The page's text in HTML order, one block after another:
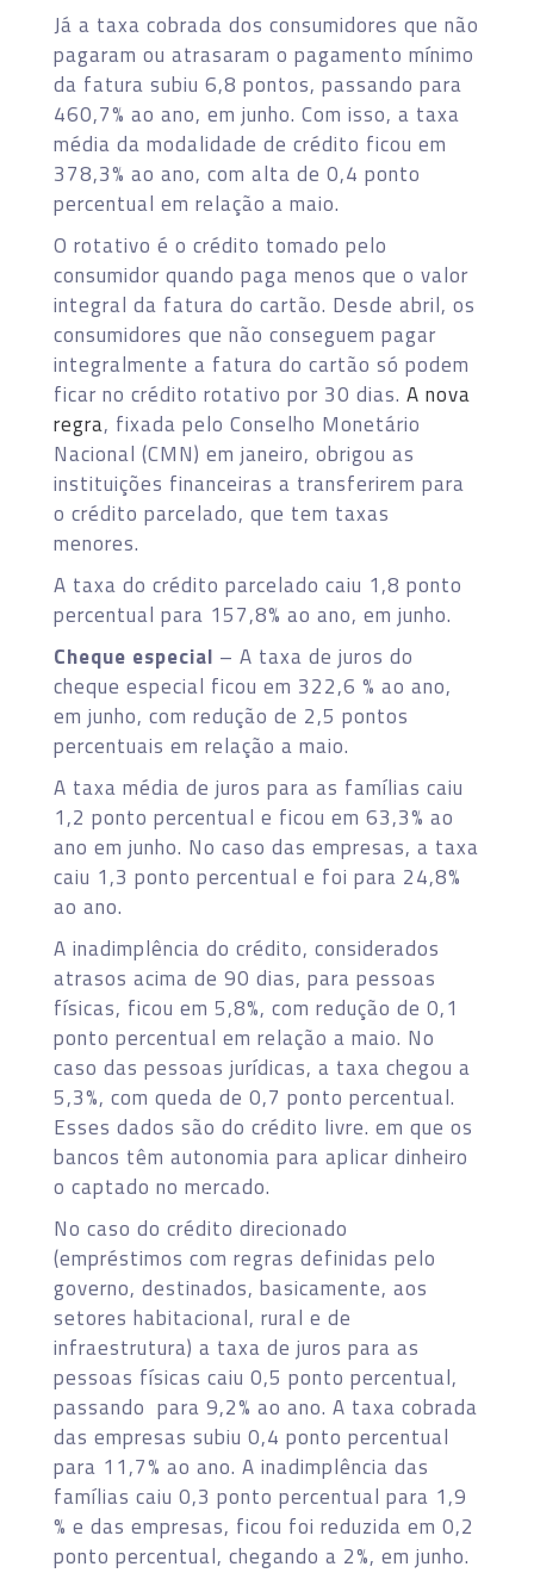
Já a taxa cobrada dos consumidores que não
pagaram ou atrasaram o pagamento mínimo
da fatura subiu 6,8 pontos, passando para
460,7% ao ano, em junho. Com isso, a taxa
média da modalidade de crédito ficou em
378,3% ao ano, com alta de 0,4 ponto
percentual em relação a maio.
O rotativo é o crédito tomado pelo
consumidor quando paga menos que o valor
integral da fatura do cartão. Desde abril, os
consumidores que não conseguem pagar
integralmente a fatura do cartão só podem
ficar no crédito rotativo por 30 dias. A nova
regra, fixada pelo Conselho Monetário
Nacional (CMN) em janeiro, obrigou as
instituições financeiras a transferirem para
o crédito parcelado, que tem taxas
menores.
A taxa do crédito parcelado caiu 1,8 ponto
percentual para 157,8% ao ano, em junho.
Cheque especial – A taxa de juros do
cheque especial ficou em 322,6 % ao ano,
em junho, com redução de 2,5 pontos
percentuais em relação a maio.
A taxa média de juros para as famílias caiu
1,2 ponto percentual e ficou em 63,3% ao
ano em junho. No caso das empresas, a taxa
caiu 1,3 ponto percentual e foi para 24,8%
ao ano.
A inadimplência do crédito, considerados
atrasos acima de 90 dias, para pessoas
físicas, ficou em 5,8%, com redução de 0,1
ponto percentual em relação a maio. No
caso das pessoas jurídicas, a taxa chegou a
5,3%, com queda de 0,7 ponto percentual.
Esses dados são do crédito livre. em que os
bancos têm autonomia para aplicar dinheiro
o captado no mercado.
No caso do crédito direcionado
(empréstimos com regras definidas pelo
governo, destinados, basicamente, aos
setores habitacional, rural e de
infraestrutura) a taxa de juros para as
pessoas físicas caiu 0,5 ponto percentual,
passando para 9,2% ao ano. A taxa cobrada
das empresas subiu 0,4 ponto percentual
para 11,7% ao ano. A inadimplência das
famílias caiu 0,3 ponto percentual para 1,9
% e das empresas, ficou foi reduzida em 0,2
ponto percentual, chegando a 2%, em junho.